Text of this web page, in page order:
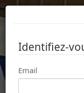
Identifiez-
Email